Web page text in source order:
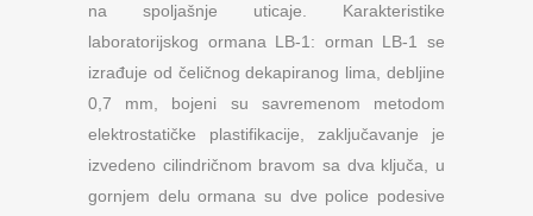
na spoljašnje uticaje. Karakteristike
laboratorijskog ormana LB-1: orman LB-1 se
izrađuje od čeličnog dekapiranog lima, debljine
0,7 mm, bojeni su savremenom metodom
elektrostatičke plastifikacije, zaključavanje je
izvedeno cilindričnom bravom sa dva ključa, u
gornjem delu ormana su dve police podesive